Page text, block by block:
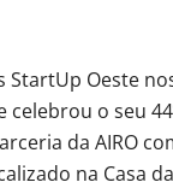
StartUp Oeste
o seu
da AIRO
na Casa